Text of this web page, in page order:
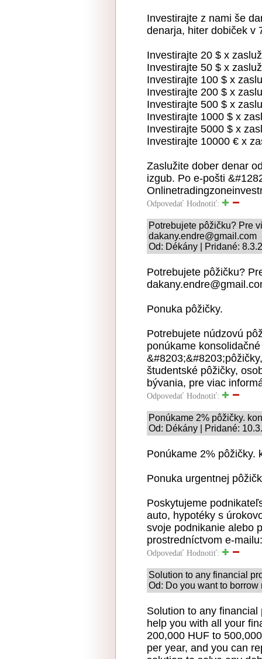
Investirajte z nami še
denarja, hiter dobiček v
Investirajte 20 $ x
Investirajte 50 $ x
Investirajte 100 $ x
Investirajte 200 $ x
Investirajte 500 $ x
Investirajte 1000 $ x
Investirajte 5000 $ x
Investirajte 10000 € x
Zaslužite dober denar
izgub. Po e-pošti
Odpovedať Hodnotiť:
Potrebujete pôžičku? Pre
dakany.endre@gmail.com
Od: Dékány | Pridané:
Potrebujete pôžičku?
Ponuka pôžičky.
Potrebujete núdzovú
ponúkame
študentské pôžičky,
bývania, pre viac
Odpovedať Hodnotiť:
Ponúkame 2% pôžičky.
Od: Dékány | Pridané:
Ponúkame 2% pôžičky.
Ponuka urgentnej
Poskytujeme
auto, hypotéky s
svoje podnikanie alebo
prostredníctvom e-
Odpovedať Hodnotiť:
Solution to any financial
Od: Do you want to
Solution to any
help you with all your
200,000 HUF to
per year, and you can